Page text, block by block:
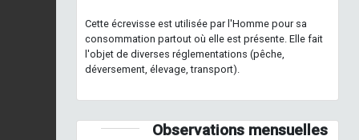
Cette écrevisse est utilisée par l'Homme pour sa
consommation partout où elle est présente. Elle fait
l'objet de diverses réglementations (pêche,
déversement, élevage, transport).
Observations mensuelles